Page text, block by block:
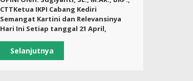
CTTKetua IKPI Cabang Kediri
Semangat Kartini dan Relevansinya
Hari Ini Setiap tanggal 21 April,
Selanjutnya